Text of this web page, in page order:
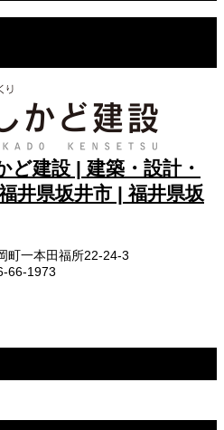
一本田福所22-24-3
66-1973